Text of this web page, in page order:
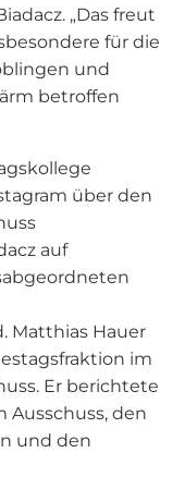
„Das freut
für die
und
betroffen
über den
auf
Matthias Hauer
im
Er berichtete
den
und den